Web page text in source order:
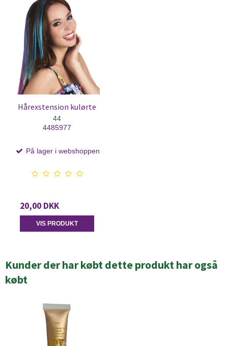
Hårexstension kulørte
44
4485977
På lager i webshoppen
20,00 DKK
VIS PRODUKT
Kunder der har købt dette produkt har også
købt